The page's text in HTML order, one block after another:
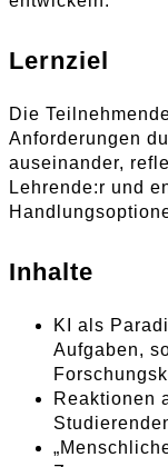
Lernziel
Die
Anforderungen
auseinander,
Lehrende:r und
Inhalte
KI als
Aufgaben,
Reaktionen